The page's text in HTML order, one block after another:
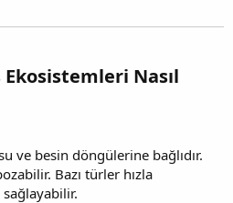
Ekosistemleri Nasıl
ve besin döngülerine bağlıdır.
Bazı türler hızla